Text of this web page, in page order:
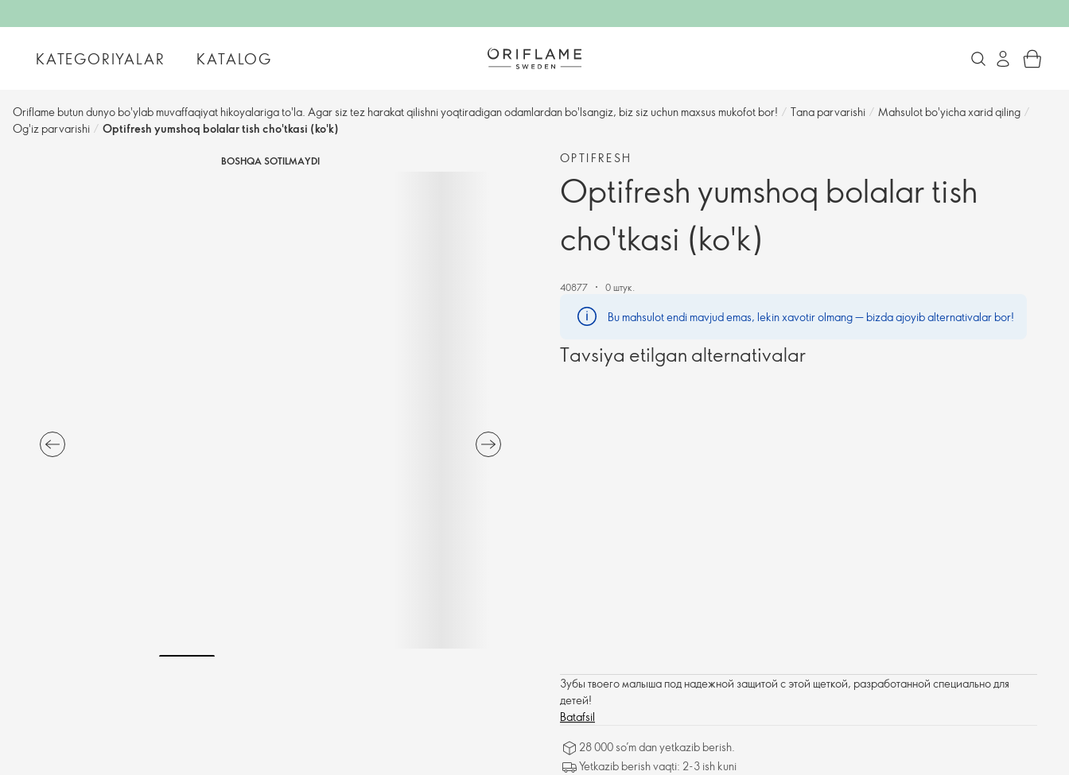
KATEGORIYALAR KATALOG
Oriflame butun dunyo bo'ylab muvaffaqiyat hikoyalariga to'la. Agar siz tez harakat qilishni yoqtiradigan odamlardan bo'lsangiz, biz siz uchun maxsus mukofot bor! / Tana parvarishi / Mahsulot bo'yicha xarid qiling /
Og'iz parvarishi / Optifresh yumshoq bolalar tish cho'tkasi (ko'k)
BOSHQA SOTILMAYDI OPTIFRESH
Optifresh yumshoq bolalar tish
cho'tkasi (ko'k)
40877 0 штук.
Bu mahsulot endi mavjud emas, lekin xavotir olmang — bizda ajoyib alternativalar bor!
Tavsiya etilgan alternativalar
Зубы твоего малыша под надежной защитой с этой щеткой, разработанной специально для
детей!
Batafsil
28 000 so’m dan yetkazib berish.
Yetkazib berish vaqti: 2-3 ish kuni